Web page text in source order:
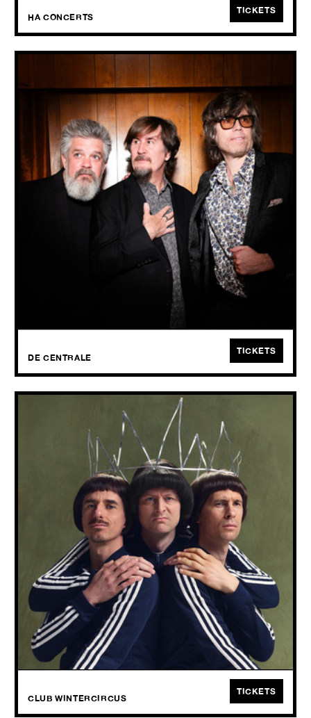
HA CONCERTS
TICKETS
TUE
13.10
2026
THE MOUNTAIN GOATS
+ Craig Finn (van the Hold Steady)
The Mountain Goats komen naar Gent met hun meest ambitieuze
album tot nu toe: een meeslepende muzikale reis vol verhalen, emotie
DE CENTRALE
TICKETS
WED
14.10
2026
UBERDOPE (EXTRA SHOW)
Uberdope is uitgespeeld. Bijna, althans. De Gentse grootheden
spelen dit najaar een allerlaatste show in hun thuisstad, vooraleer ze
definitief de stekker uit zichzelf trekken.
CLUB WINTERCIRCUS
TICKETS